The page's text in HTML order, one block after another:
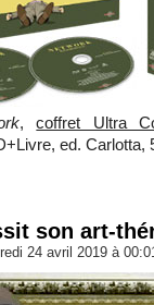
,coffret Ultra
ed. Carlotta,
son art-
24 avril 2019 à